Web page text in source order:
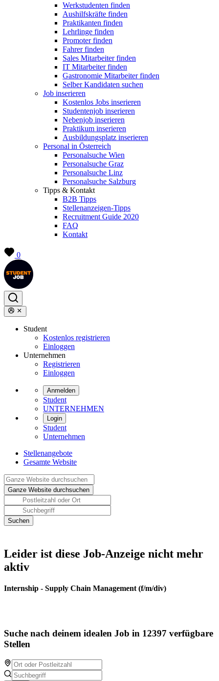
Werkstudenten finden
Aushilfskräfte finden
Praktikanten finden
Lehrlinge finden
Promoter finden
Fahrer finden
Sales Mitarbeiter finden
IT Mitarbeiter finden
Gastronomie Mitarbeiter finden
Selber Kandidaten suchen
Job inserieren
Kostenlos Jobs inserieren
Studentenjob inserieren
Nebenjob inserieren
Praktikum inserieren
Ausbildungsplatz inserieren
Personal in Österreich
Personalsuche Wien
Personalsuche Graz
Personalsuche Linz
Personalsuche Salzburg
Tipps & Kontakt
B2B Tipps
Stellenanzeigen-Tipps
Recruitment Guide 2020
FAQ
Kontakt
0
Student
Kostenlos registrieren
Einloggen
Unternehmen
Registrieren
Einloggen
Anmelden
Student
UNTERNEHMEN
Login
Student
Unternehmen
Stellenangebote
Gesamte Website
Leider ist diese Job-Anzeige nicht mehr
aktiv
Internship - Supply Chain Management (f/m/div)
Suche nach deinem idealen Job in 12397 verfügbare
Stellen